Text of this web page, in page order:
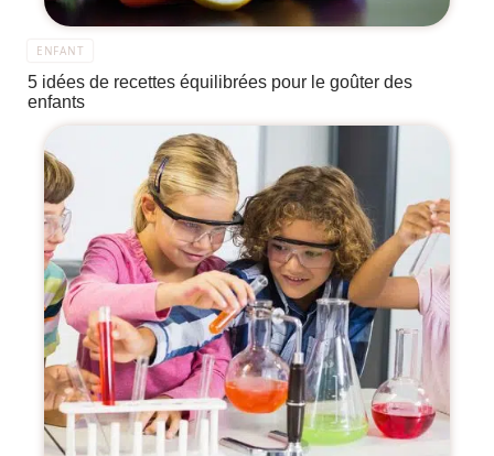
ENFANT
5 idées de recettes équilibrées pour le goûter des
enfants